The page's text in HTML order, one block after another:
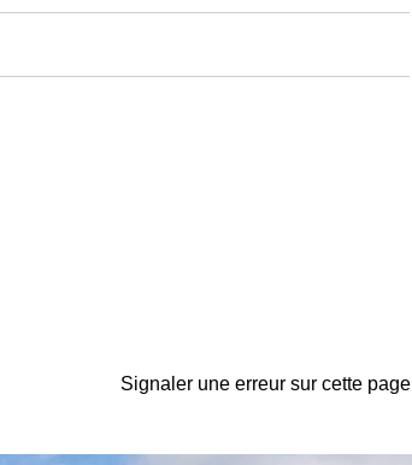
Signaler une erreur sur cette page